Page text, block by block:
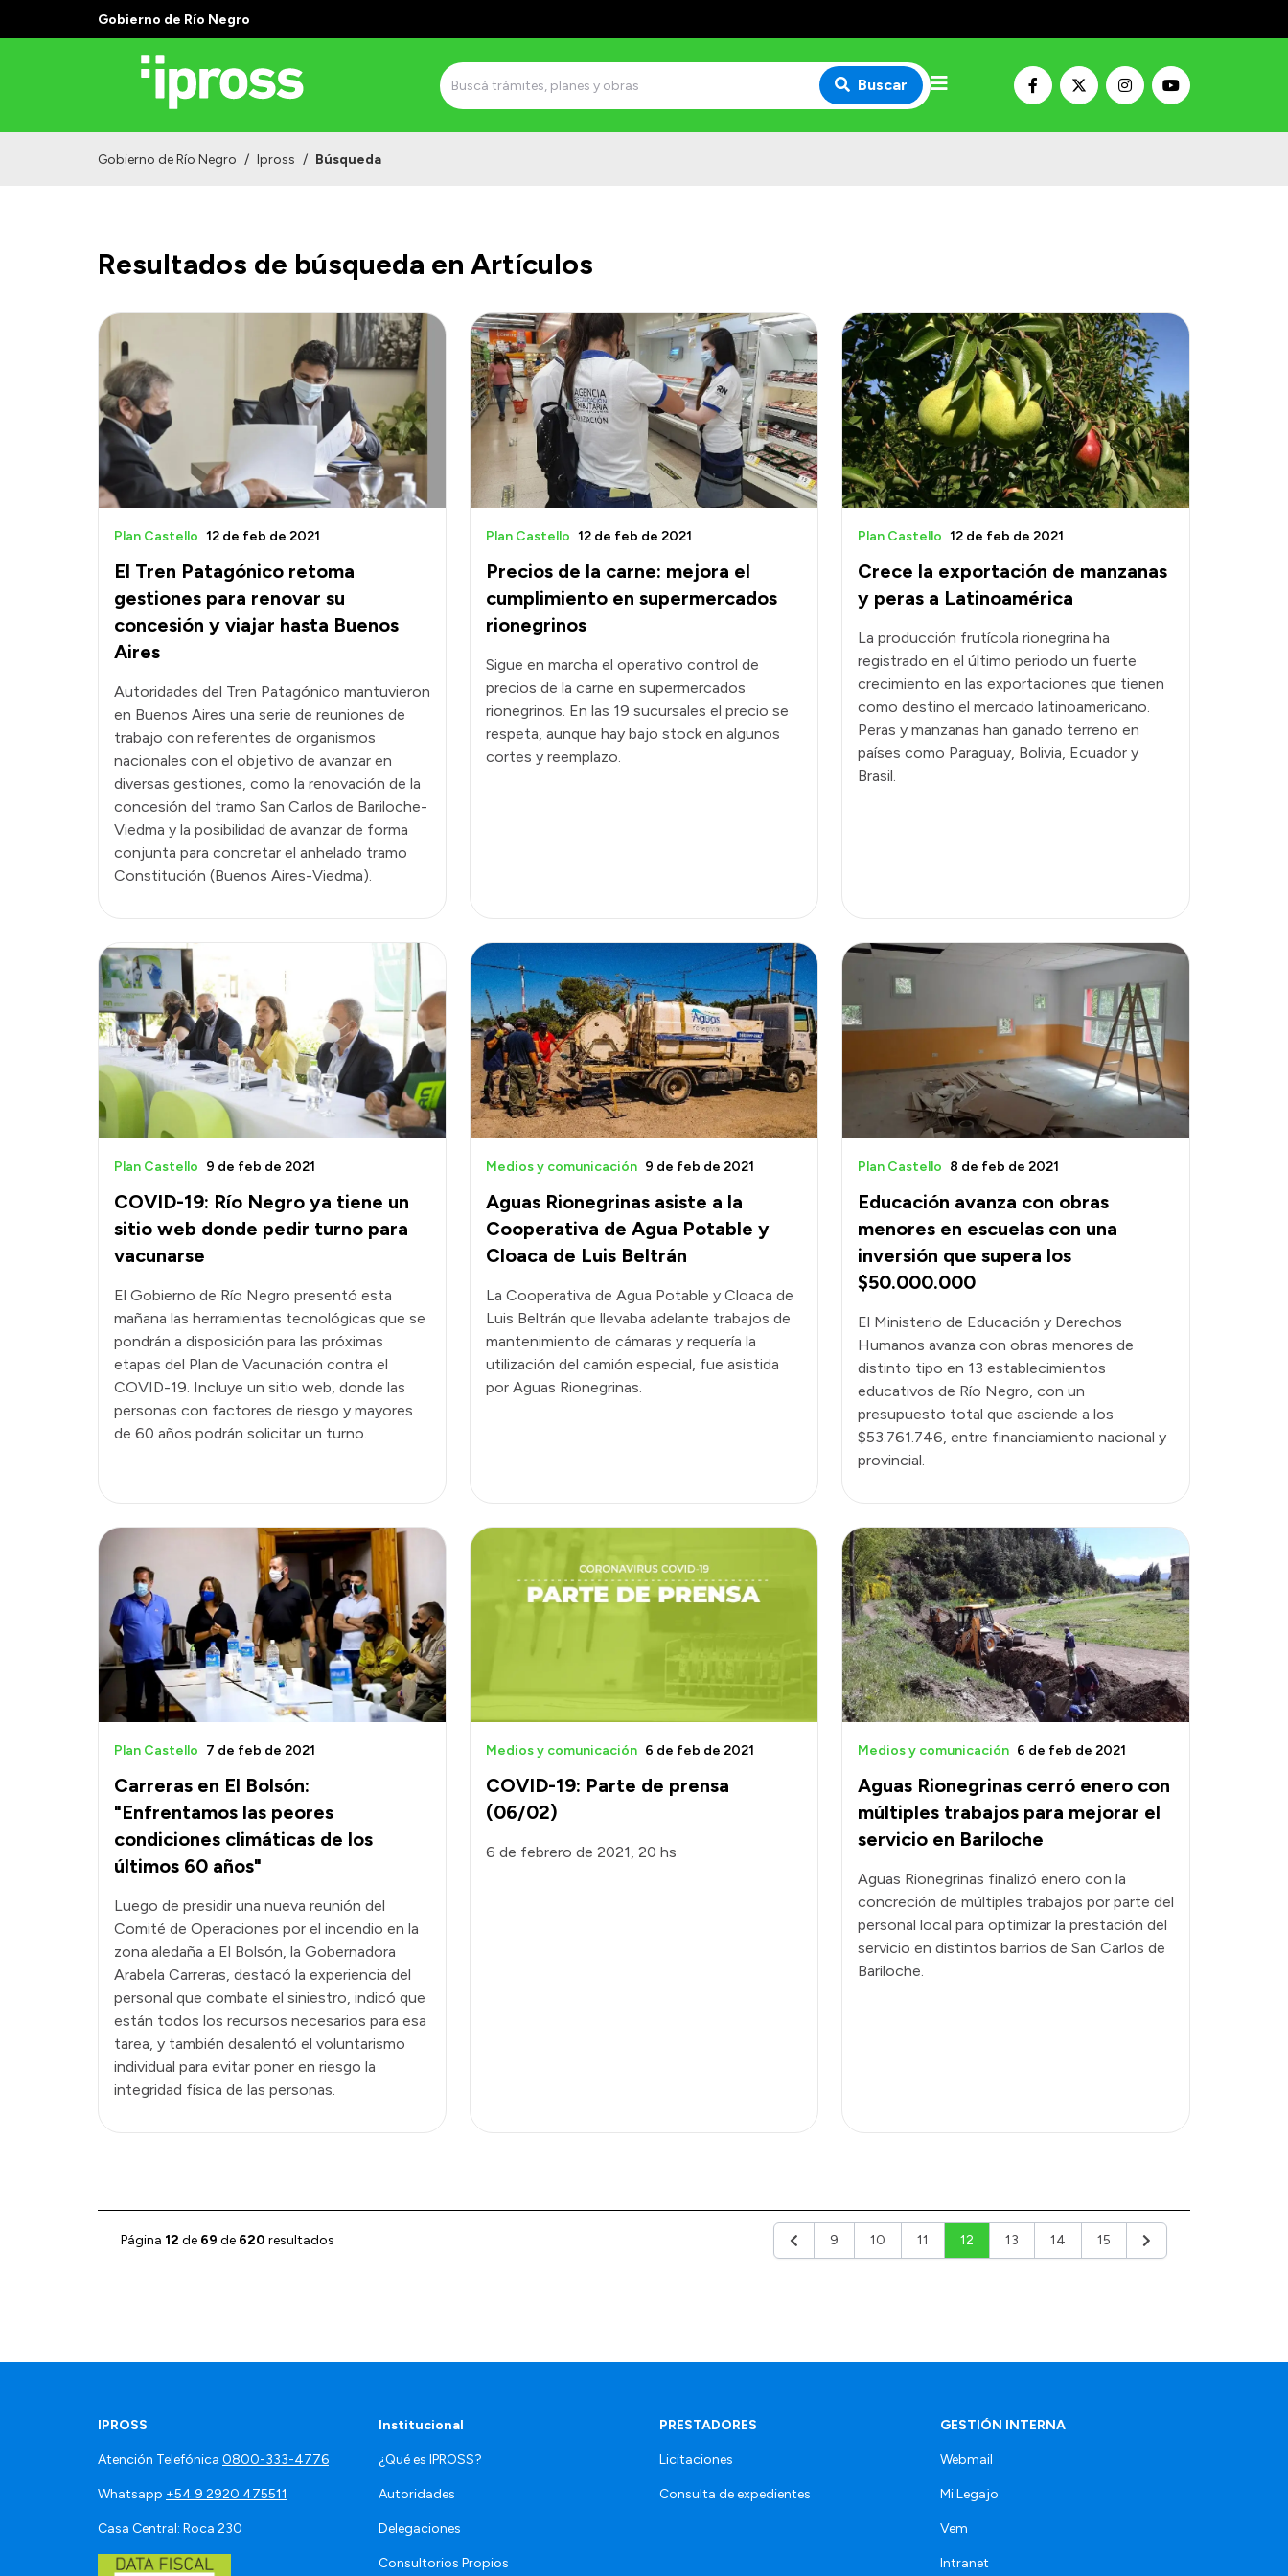
Gobierno de Río Negro
Buscar
Gobierno de Río Negro / Ipross / Búsqueda
Resultados de búsqueda en Artículos
El Tren Patagónico retoma
gestiones para renovar su
concesión y viajar hasta Buenos
Aires
Plan Castello 12 de feb de 2021
Autoridades del Tren Patagónico mantuvieron
en Buenos Aires una serie de reuniones de
trabajo con referentes de organismos
nacionales con el objetivo de avanzar en
diversas gestiones, como la renovación de la
concesión del tramo San Carlos de Bariloche-
Viedma y la posibilidad de avanzar de forma
conjunta para concretar el anhelado tramo
Constitución (Buenos Aires-Viedma).
Precios de la carne: mejora el
cumplimiento en supermercados
rionegrinos
Plan Castello 12 de feb de 2021
Sigue en marcha el operativo control de
precios de la carne en supermercados
rionegrinos. En las 19 sucursales el precio se
respeta, aunque hay bajo stock en algunos
cortes y reemplazo.
Crece la exportación de manzanas
y peras a Latinoamérica
Plan Castello 12 de feb de 2021
La producción frutícola rionegrina ha
registrado en el último periodo un fuerte
crecimiento en las exportaciones que tienen
como destino el mercado latinoamericano.
Peras y manzanas han ganado terreno en
países como Paraguay, Bolivia, Ecuador y
Brasil.
COVID-19: Río Negro ya tiene un
sitio web donde pedir turno para
vacunarse
Plan Castello 9 de feb de 2021
El Gobierno de Río Negro presentó esta
mañana las herramientas tecnológicas que se
pondrán a disposición para las próximas
etapas del Plan de Vacunación contra el
COVID-19. Incluye un sitio web, donde las
personas con factores de riesgo y mayores
de 60 años podrán solicitar un turno.
Aguas Rionegrinas asiste a la
Cooperativa de Agua Potable y
Cloaca de Luis Beltrán
Medios y comunicación 9 de feb de 2021
La Cooperativa de Agua Potable y Cloaca de
Luis Beltrán que llevaba adelante trabajos de
mantenimiento de cámaras y requería la
utilización del camión especial, fue asistida
por Aguas Rionegrinas.
Educación avanza con obras
menores en escuelas con una
inversión que supera los
$50.000.000
Plan Castello 8 de feb de 2021
El Ministerio de Educación y Derechos
Humanos avanza con obras menores de
distinto tipo en 13 establecimientos
educativos de Río Negro, con un
presupuesto total que asciende a los
$53.761.746, entre financiamiento nacional y
provincial.
Carreras en El Bolsón:
"Enfrentamos las peores
condiciones climáticas de los
últimos 60 años"
Plan Castello 7 de feb de 2021
Luego de presidir una nueva reunión del
Comité de Operaciones por el incendio en la
zona aledaña a El Bolsón, la Gobernadora
Arabela Carreras, destacó la experiencia del
personal que combate el siniestro, indicó que
están todos los recursos necesarios para esa
tarea, y también desalentó el voluntarismo
individual para evitar poner en riesgo la
integridad física de las personas.
COVID-19: Parte de prensa
(06/02)
Medios y comunicación 6 de feb de 2021
6 de febrero de 2021, 20 hs
Aguas Rionegrinas cerró enero con
múltiples trabajos para mejorar el
servicio en Bariloche
Medios y comunicación 6 de feb de 2021
Aguas Rionegrinas finalizó enero con la
concreción de múltiples trabajos por parte del
personal local para optimizar la prestación del
servicio en distintos barrios de San Carlos de
Bariloche.
Página 12 de 69 de 620 resultados Anterior
9 10 11 12 13 14 15 Siguiente
IPROSS
Atención Telefónica 0800-333-4776
Whatsapp +54 9 2920 475511
Casa Central: Roca 230
Institucional
¿Qué es IPROSS?
Autoridades
Delegaciones
Consultorios Propios
PRESTADORES
Licitaciones
Consulta de expedientes
GESTIÓN INTERNA
Webmail
Mi Legajo
Vem
Intranet